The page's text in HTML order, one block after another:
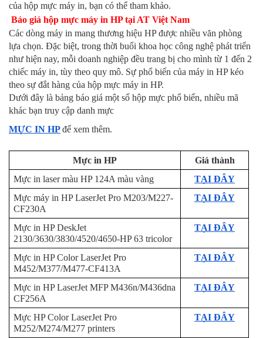
của hộp mực máy in, bạn có thể tham khảo.
Báo giá hộp mực máy in HP tại AT Việt Nam
Các dòng máy in mang thương hiệu HP được nhiều văn phòng
lựa chọn. Đặc biệt, trong thời buổi khoa học công nghệ phát triển
như hiện nay, mỗi doanh nghiệp đều trang bị cho mình từ 1 đến 2
chiếc máy in, tùy theo quy mô. Sự phổ biến của máy in HP kéo
theo sự đắt hàng của hộp mực máy in HP.
Dưới đây là bảng báo giá một số hộp mực phổ biến, nhiều mã
khác bạn truy cập danh mực
MỰC IN HPđể xem thêm.
Mực in HP
Giá thành
Mực in laser màu HP 124A màu vàng
TẠI ĐÂY
Mực máy in HP LaserJet Pro M203/M227-
CF230A
TẠI ĐÂY
Mực in HP DeskJet
2130/3630/3830/4520/4650-HP 63 tricolor
TẠI ĐÂY
Mực in HP Color LaserJet Pro
M452/M377/M477-CF413A
TẠI ĐÂY
Mực in HP LaserJet MFP M436n/M436dna
CF256A
TẠI ĐÂY
Mực HP Color LaserJet Pro
M252/M274/M277 printers
TẠI ĐÂY